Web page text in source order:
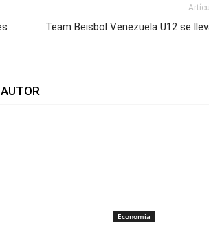
Team Beisbol Venezuela U12 se
Economía